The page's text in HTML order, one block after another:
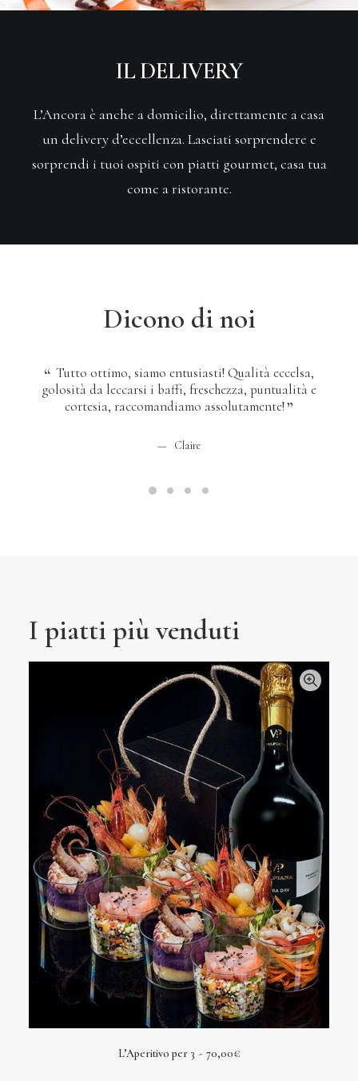
IL DELIVERY
L’Ancora è anche a domicilio, direttamente a casa
un delivery d’eccellenza. Lasciati sorprendere e
sorprendi i tuoi ospiti con piatti gourmet, casa tua
come a ristorante.
Dicono di noi
Tutto ottimo, siamo entusiasti! Qualità eccelsa,
golosità da leccarsi i baffi, freschezza, puntualità e
cortesia, raccomandiamo assolutamente!
Claire
I piatti più venduti
AGGIUNGI AL CARRELLO
L’Aperitivo per 3 70,00€